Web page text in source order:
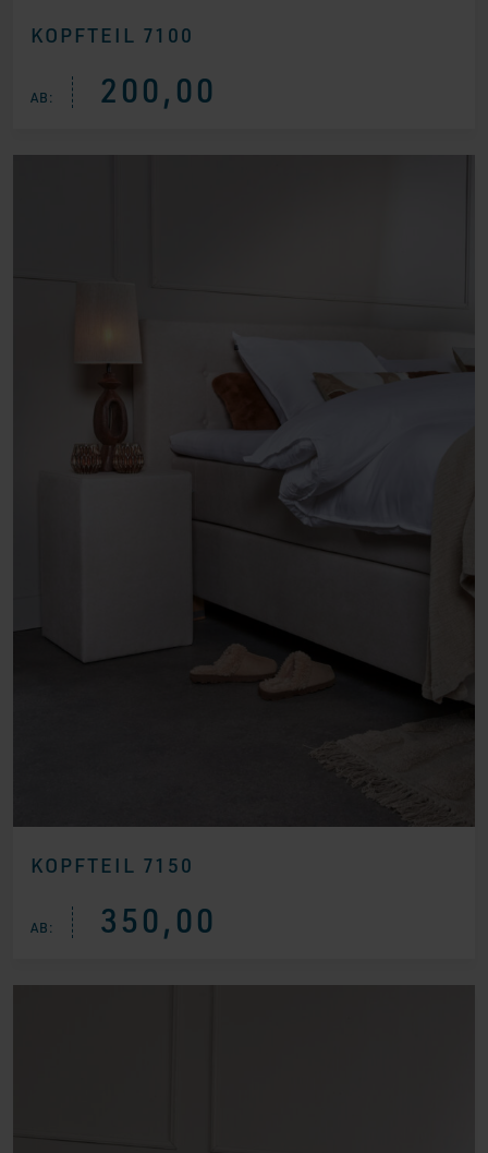
KOPFTEIL 7100
AB: 200,00
KOPFTEIL 7150
AB: 350,00